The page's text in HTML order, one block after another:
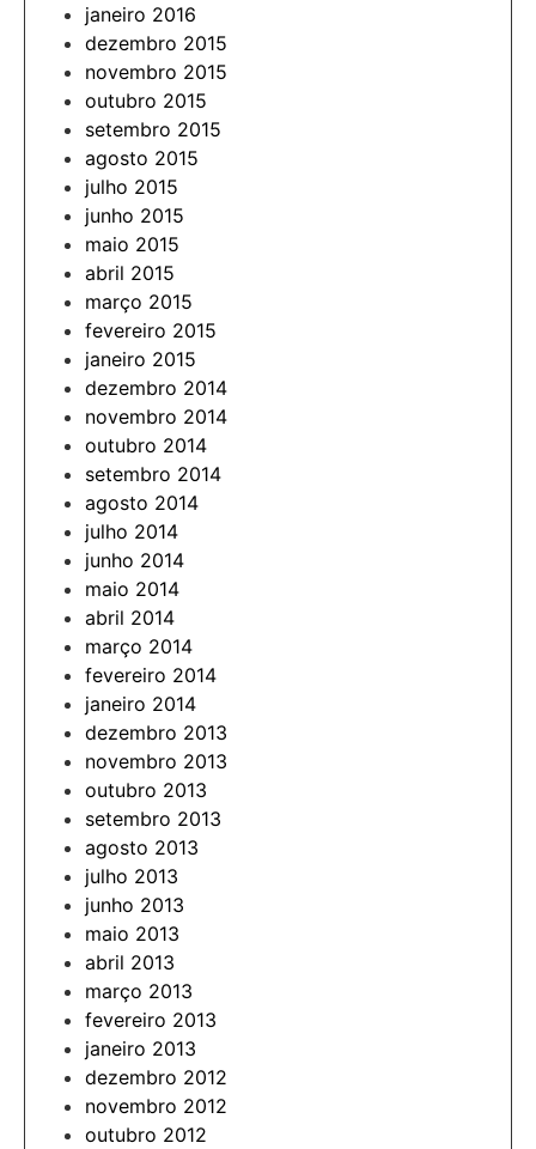
janeiro 2016
dezembro 2015
novembro 2015
outubro 2015
setembro 2015
agosto 2015
julho 2015
junho 2015
maio 2015
abril 2015
março 2015
fevereiro 2015
janeiro 2015
dezembro 2014
novembro 2014
outubro 2014
setembro 2014
agosto 2014
julho 2014
junho 2014
maio 2014
abril 2014
março 2014
fevereiro 2014
janeiro 2014
dezembro 2013
novembro 2013
outubro 2013
setembro 2013
agosto 2013
julho 2013
junho 2013
maio 2013
abril 2013
março 2013
fevereiro 2013
janeiro 2013
dezembro 2012
novembro 2012
outubro 2012